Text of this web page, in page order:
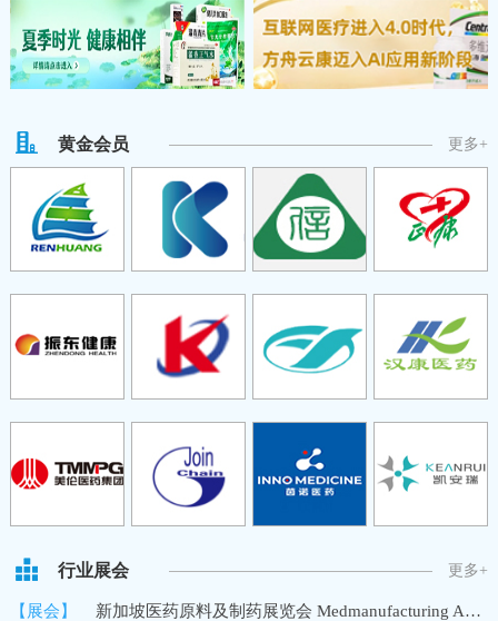
黄金会员 更多+
行业展会 更多+
【展会】
新加坡医药原料及制药展览会 Medmanufacturing Asia/MMA